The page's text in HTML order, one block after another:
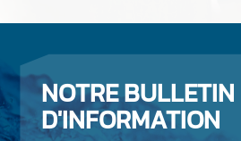
NOTRE BULLETIN
D'INFORMATION